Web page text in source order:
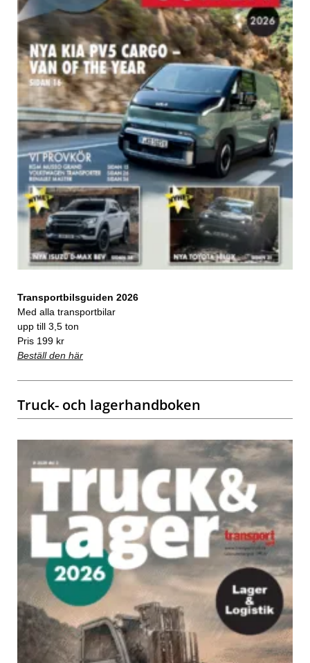
Transportbilsguiden 2026
Med alla transportbilar
upp till 3,5 ton
Pris 199 kr
Beställ den här
Truck- och lagerhandboken